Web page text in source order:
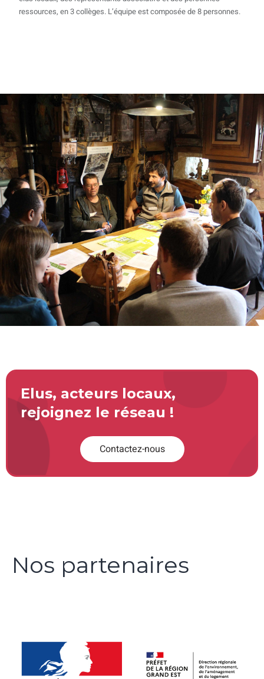
ressources, en 3 collèges. L’équipe est composée de 8 personnes.
Elus, acteurs locaux,
rejoignez le réseau !
Contactez-nous
Nos partenaires